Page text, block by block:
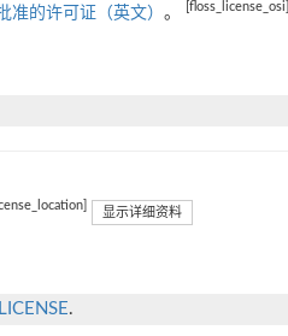
准的许可证（英文） 。 [floss_license_osi]
显示详细资料
.